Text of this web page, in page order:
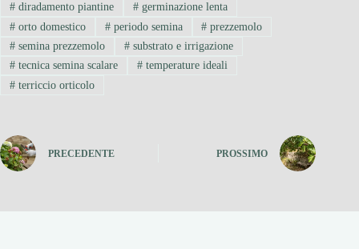
#diradamento piantine #germinazione lenta
#orto domestico #periodo semina # prezzemolo
#semina prezzemolo #substrato e irrigazione
#tecnica semina scalare #temperature ideali
#terriccio orticolo
PRECEDENTE PROSSIMO